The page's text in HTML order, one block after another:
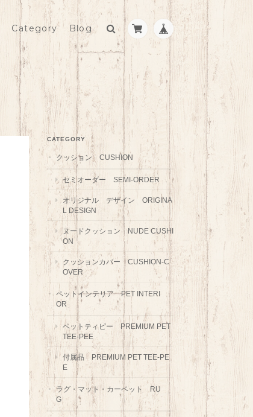
Category Blog
CATEGORY
クッション CUSHION
セミオーダー SEMI-ORDER
オリジナル デザイン ORIGINA
L DESIGN
ヌードクッション NUDE CUSHI
ON
クッションカバー CUSHION-C
OVER
ペットインテリア PET INTERI
OR
ペットティピー PREMIUM PET
TEE-PEE
付属品 PREMIUM PET TEE-PE
E
ラグ・マット・カーペット RU
G